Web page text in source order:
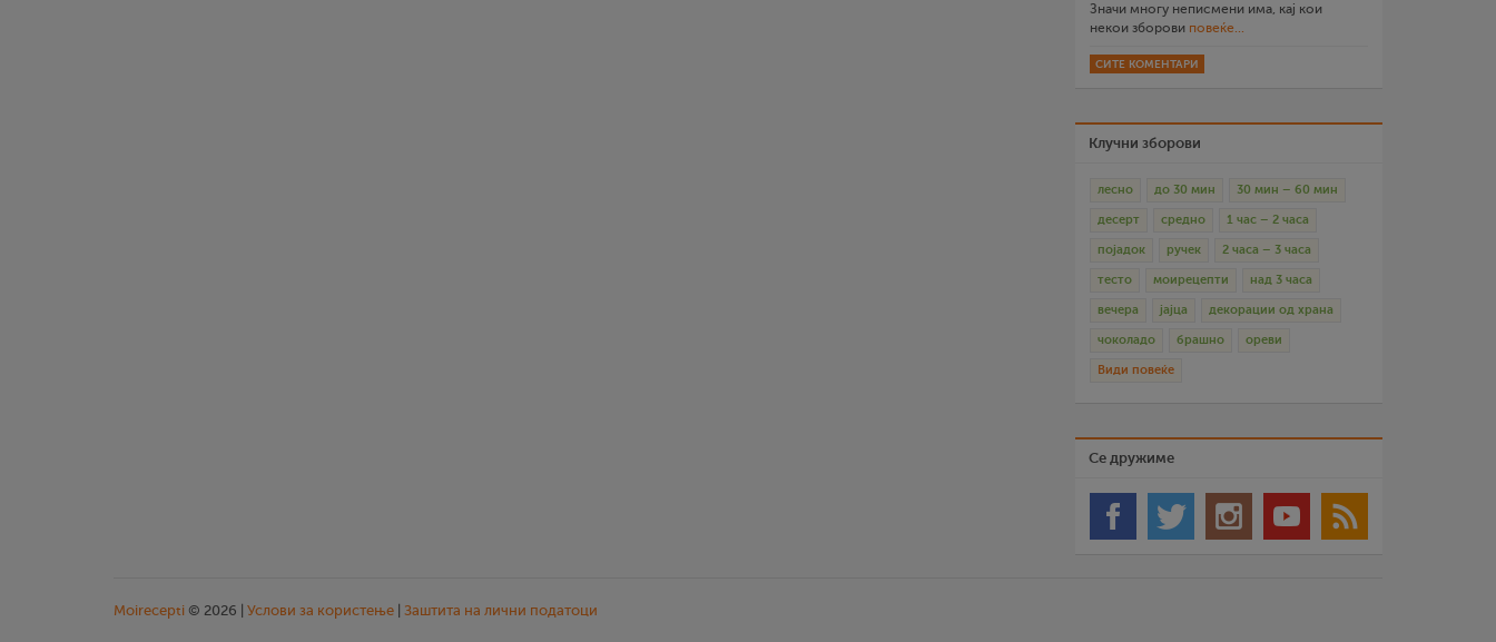
Значи многу неписмени има, кај кои
некои зборови повеќе...
СИТЕ КОМЕНТАРИ
Клучни зборови
лесно до 30 мин 30 мин – 60 мин
десерт средно 1 час – 2 часа
појадок ручек 2 часа – 3 часа
тесто моирецепти над 3 часа
вечера јајца декорации од храна
чоколадо брашно ореви
Види повеќе
Се дружиме
Moirecepti © 2026 | Услови за користење Заштита на лични податоци